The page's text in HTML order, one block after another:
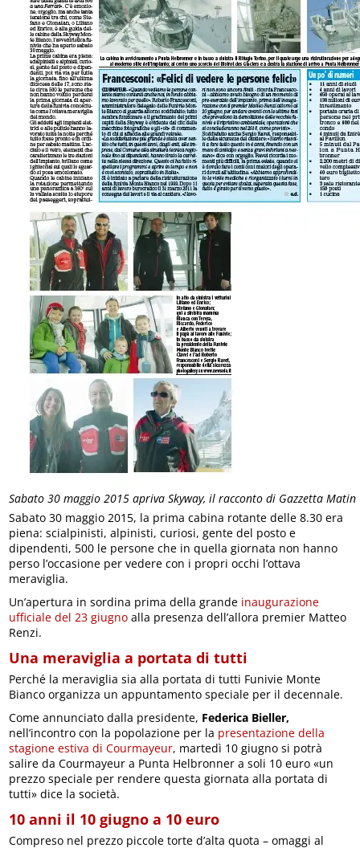
Sabato 30 maggio 2015 apriva Skyway, il racconto di Gazzetta Matin
Sabato 30 maggio 2015, la prima cabina rotante delle 8.30 era
piena: scialpinisti, alpinisti, curiosi, gente del posto e
dipendenti, 500 le persone che in quella giornata non hanno
perso l’occasione per vedere con i propri occhi l’ottava
meraviglia.
Un’apertura in sordina prima della grande inaugurazione
ufficiale del 23 giugno alla presenza dell’allora premier Matteo
Renzi.
Una meraviglia a portata di tutti
Perché la meraviglia sia alla portata di tutti Funivie Monte
Bianco organizza un appuntamento speciale per il decennale.
Come annunciato dalla presidente, Federica Bieller,
nell’incontro con la popolazione per la presentazione della
stagione estiva di Courmayeur, martedì 10 giugno si potrà
salire da Courmayeur a Punta Helbronner a soli 10 euro «un
prezzo speciale per rendere questa giornata alla portata di
tutti» dice la società.
10 anni il 10 giugno a 10 euro
Compreso nel prezzo piccole torte d’alta quota – omaggi al